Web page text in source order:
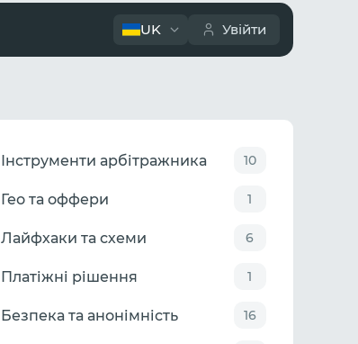
UK Увійти
Інструменти арбітражника 10
Гео та оффери 1
Лайфхаки та схеми 6
Платіжні рішення 1
Безпека та анонімність 16